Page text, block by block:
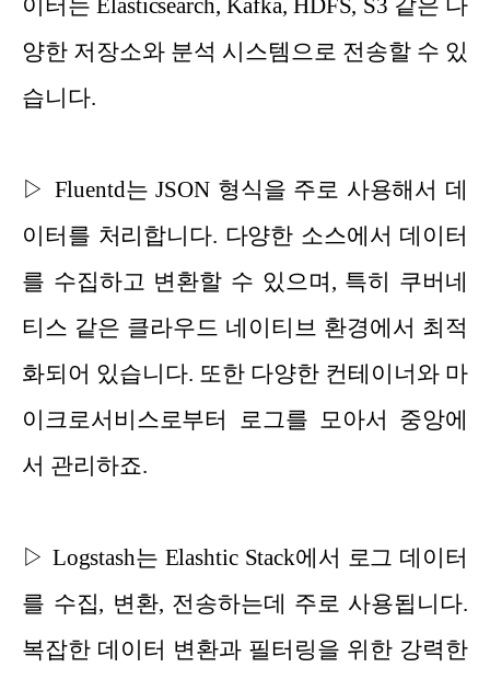
양한 저장소와 분석 시스템으로 전송할 수 있
습니다.
▷ Fluentd는 JSON 형식을 주로 사용해서 데
이터를 처리합니다. 다양한 소스에서 데이터
를 수집하고 변환할 수 있으며, 특히 쿠버네
티스 같은 클라우드 네이티브 환경에서 최적
화되어 있습니다. 또한 다양한 컨테이너와 마
이크 로서비스로부터 로그를 모아서 중앙에
서 관리하죠.
▷ Logstash는 Elashtic Stack에서 로그 데이터
를 수집, 변환, 전송하는데 주로 사용됩니다.
복잡한 데이터 변환과 필터링을 위한 강력한